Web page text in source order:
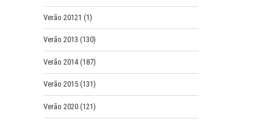
Verão 20121 (1)
Verão 2013 (130)
Verão 2014 (187)
Verão 2015 (131)
Verão 2020 (121)